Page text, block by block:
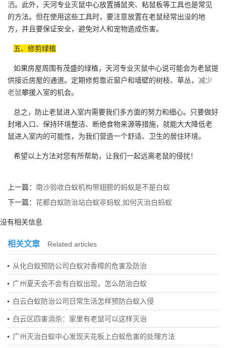
洒。此外，天河专业灭鼠中心放置捕鼠夹、粘鼠板等工具也是常见
的方法。但在使用这些工具时，要注意放置在老鼠经常出没的地
方，并且要保证安全，避免对人和宠物造成伤害。
五、修剪绿植
如果房屋周围有茂盛的绿植，天河专业灭鼠中心说可能会为老鼠提
供接近房屋的通道。定期修剪靠近窗户和墙壁的树枝、草丛， 减少
老鼠攀援入室的机会。
总之，防止老鼠进入室内需要我们多方面的努力和细心。只要做好
封堵入口、保持环境整洁、断绝食物来源等措施，就能大大降低老
鼠进入室内的可能性，为我们营造一个舒适、卫生的居住环境。
希望以上方法对您有所帮助，让我们一起远离老鼠的侵扰！
上一篇： 南沙验收白蚁机构带翅膀的蚂蚁是不是白蚁
下一篇： 花都白蚁防治站白蚁非蚂蚁,如何灭治白蚂蚁
没有相关信息
相关文章 Related articles
从化白蚁预防公司白蚁对香樟的危害及防治
广州夏天会不会有白蚁出现，怎么防治白蚁
白云白蚁防治公司日常生活怎样预防白蚁入侵
白云区四害消杀：家里有老鼠可以这样灭治
广州灭治白蚁中心发现天花板上白蚁危害的处理方法